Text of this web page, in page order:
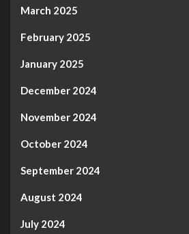
March 2025
February 2025
January 2025
December 2024
November 2024
October 2024
September 2024
August 2024
July 2024